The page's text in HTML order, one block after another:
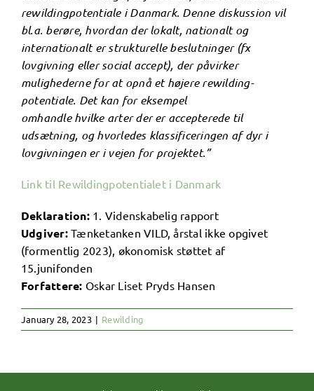
rewildingpotentiale i Danmark. Denne diskussion vil
bl.a. berøre, hvordan der lokalt, nationalt og
internationalt er strukturelle beslutninger (fx
lovgivning eller social accept), der påvirker
mulighederne for at opnå et højere rewilding-
potentiale. Det kan for eksempel
omhandle hvilke arter der er accepterede til
udsætning, og hvorledes klassificeringen af dyr i
lovgivningen er i vejen for projektet.”
Link til Rewildingpotentialet i Danmark
Deklaration:1. Videnskabelig rapport
Udgiver:Tænketanken VILD, årstal ikke opgivet
(formentlig 2023), økonomisk støttet af
15.junifonden
Forfattere: Oskar Liset Pryds Hansen
January 28, 2023 | Rewilding